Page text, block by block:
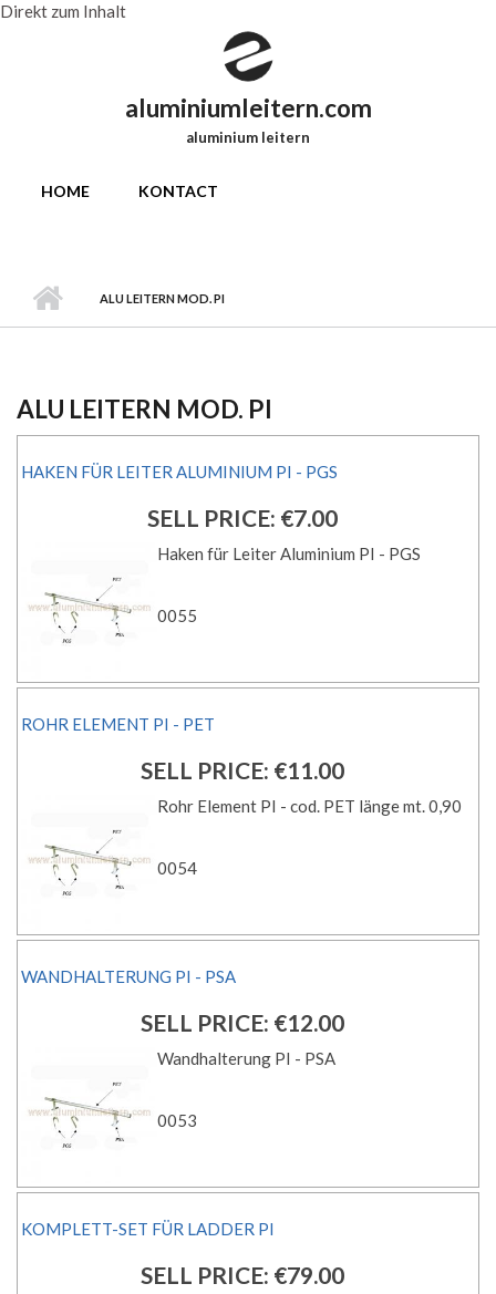
Direkt zum Inhalt
aluminiumleitern.com
aluminium leitern
HOME KONTACT
ALU LEITERN MOD. PI
ALU LEITERN MOD. PI
HAKEN FÜR LEITER ALUMINIUM PI - PGS
SELL PRICE: €7.00
Haken für Leiter Aluminium PI - PGS
0055
ROHR ELEMENT PI - PET
SELL PRICE: €11.00
Rohr Element PI - cod. PET länge mt. 0,90
0054
WANDHALTERUNG PI - PSA
SELL PRICE: €12.00
Wandhalterung PI - PSA
0053
KOMPLETT-SET FÜR LADDER PI
SELL PRICE: €79.00